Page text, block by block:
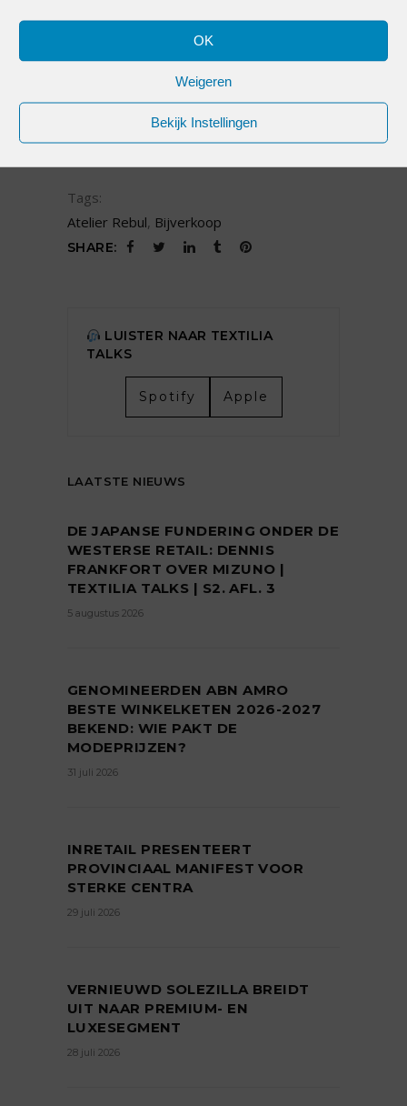
OK
Weigeren
Bekijk Instellingen
OOK DE MODERETAIL ONTDEKT DE
KRACHT VAN ATELIER REBUL
Ook de moderetail ontdekt de kracht van
Atelier Rebul,
Tags:
Atelier Rebul, Bijverkoop
SHARE:
LUISTER NAAR TEXTILIA
TALKS
Spotify Apple
LAATSTE NIEUWS
DE JAPANSE FUNDERING ONDER DE
WESTERSE RETAIL: DENNIS
FRANKFORT OVER MIZUNO |
TEXTILIA TALKS | S2. AFL. 3
5 augustus 2026
GENOMINEERDEN ABN AMRO
BESTE WINKELKETEN 2026-2027
BEKEND: WIE PAKT DE
MODEPRIJZEN?
31 juli 2026
INRETAIL PRESENTEERT
PROVINCIAAL MANIFEST VOOR
STERKE CENTRA
29 juli 2026
VERNIEUWD SOLEZILLA BREIDT
UIT NAAR PREMIUM- EN
LUXESEGMENT
28 juli 2026